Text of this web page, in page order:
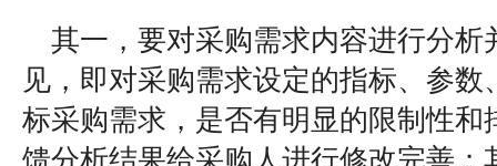
其一，要对采购需求内容进行分析
见，即对采购需求设定的指标、参
标采购需求，是否有明显的限制性和